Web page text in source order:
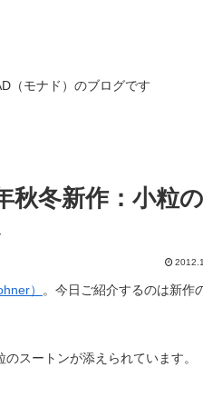
（モナド）のブログです
秋冬新作：小粒
）
。今日ご紹介するのは新作
スートンが添えられています。